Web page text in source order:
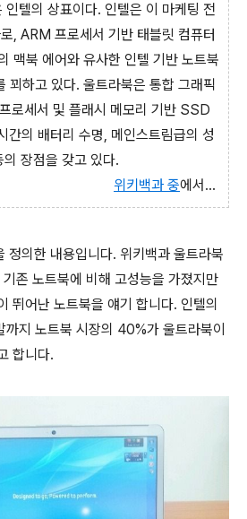
인텔의 상표이다. 인텔은 이 마케팅 전
, ARM 프로세서 기반 태블릿 컴퓨터
맥북 에어와 유사한 인텔 기반 노트북
꾀하고 있다. 울트라북은 통합 그래픽
로세서 및 플래시 메모리 기반 SSD
간의 배터리 수명, 메인스트림급의 성
장점을 갖고 있다.
위키백과 중에서...
정의한 내용입니다. 위키백과 울트라북
존 노트북에 비해 고성능을 가졌지만
뛰어난 노트북을 얘기 합니다. 인텔의
지 노트북 시장의 40%가 울트라북이
합니다.